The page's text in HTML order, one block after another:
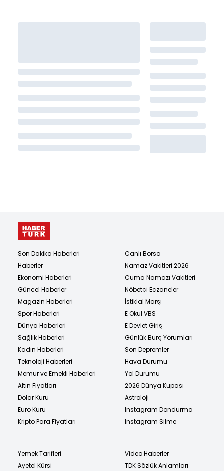
Son Dakika Haberleri
Haberler
Ekonomi Haberleri
Güncel Haberler
Magazin Haberleri
Spor Haberleri
Dünya Haberleri
Sağlık Haberleri
Kadın Haberleri
Teknoloji Haberleri
Memur ve Emekli Haberleri
Altın Fiyatları
Dolar Kuru
Euro Kuru
Kripto Para Fiyatları
Canlı Borsa
Namaz Vakitleri 2026
Cuma Namazı Vakitleri
Nöbetçi Eczaneler
İstiklal Marşı
E Okul VBS
E Devlet Giriş
Günlük Burç Yorumları
Son Depremler
Hava Durumu
Yol Durumu
2026 Dünya Kupası
Astroloji
Instagram Dondurma
Instagram Silme
Yemek Tarifleri
Ayetel Kürsi
Video Haberler
TDK Sözlük Anlamları